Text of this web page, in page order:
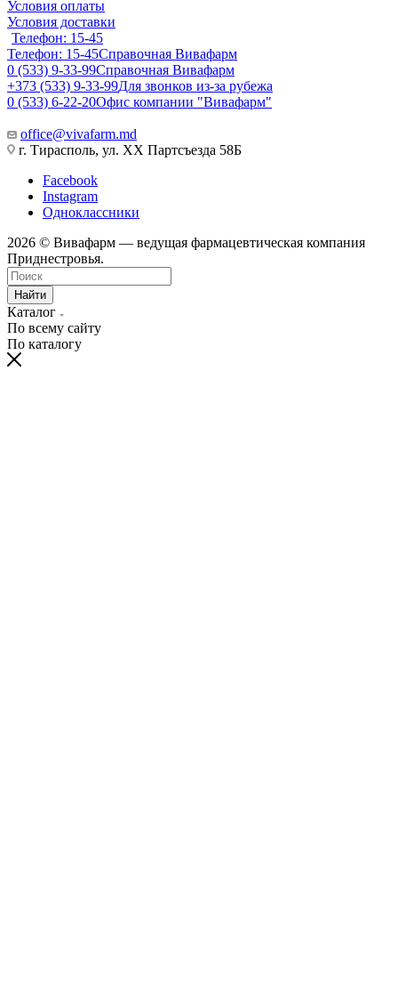
Условия оплаты
Условия доставки
Телефон: 15-45
Телефон: 15-45Справочная Вивафарм
0 (533) 9-33-99Справочная Вивафарм
+373 (533) 9-33-99Для звонков из-за рубежа
0 (533) 6-22-20Офис компании "Вивафарм"
office@vivafarm.md
г. Тирасполь, ул. ХХ Партсъезда 58Б
Facebook
Instagram
Одноклассники
2026 © Вивафарм — ведущая фармацевтическая компания
Приднестровья.
Найти
Каталог
По всему сайту
По каталогу